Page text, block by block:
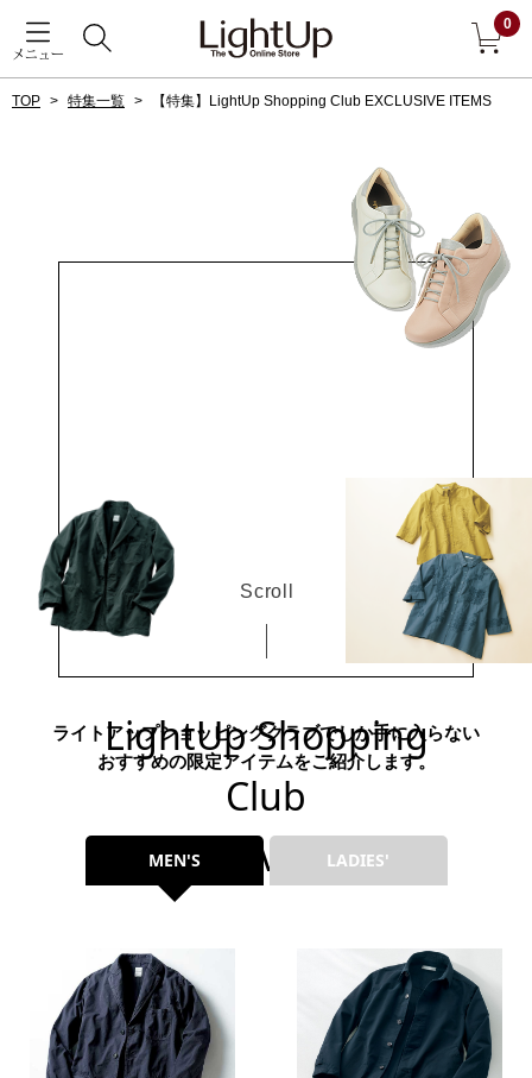
メニュー
0
戻る
アウター
ジャケット
コート
トップス
Tシャツ／カッ
ポロシャツ
シャツ
その他
TOP 特集一覧 【特集】LightUp Shopping Club EXCLUSIVE ITEMS
LightUp Shopping
Club
EXCLUSIVE ITEMS
Scroll
ライトアップショッピングクラブでしか手に入らない
おすすめの限定アイテムをご紹介します。
MEN'S LADIES'